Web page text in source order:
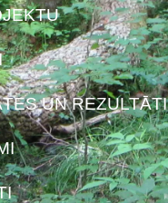
UN REZULTĀTI